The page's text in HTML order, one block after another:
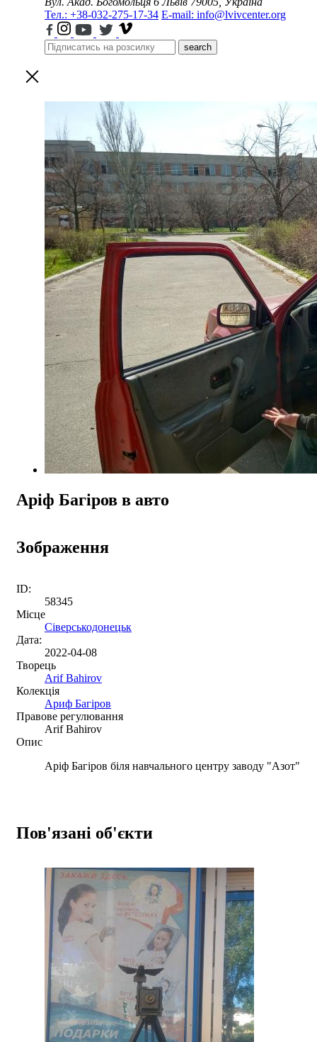
Тел.: +38-032-275-17-34 E-mail: info@lvivcenter.org
search
Аріф Багіров в авто
Зображення
ID:
58345
Місце
Сіверськодонецьк
Дата:
2022-04-08
Творець
Arif Bahirov
Колекція
Ариф Багіров
Правове регулювання
Arif Bahirov
Опис
Аріф Багіров біля навчального центру заводу "Азот"
Пов'язані об'єкти